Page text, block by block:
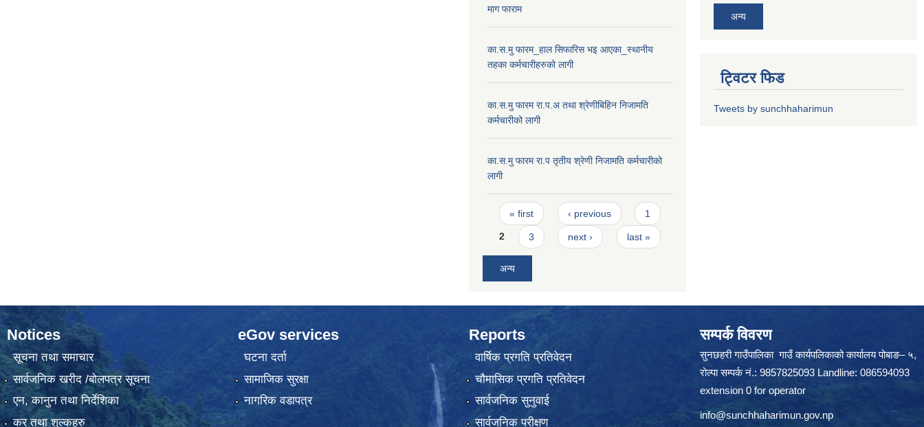
माग फाराम
का.स.मु फारम_हाल सिफारिस भइ आएका_स्थानीय
तहका कर्मचारीहरुको लागी
का.स.मु फारम रा.प.अ तथा श्रेणीबिहिन निजामति
कर्मचारीको लागी
का.स.मु फारम रा.प तृतीय श्रेणी निजामति कर्मचारीको
लागी
Pages
« first ‹ previous 1
2 3 next › last »
अन्य
अन्य
ट्विटर फिड
Tweets by sunchhaharimun
Notices
सूचना तथा समाचार
सार्वजनिक खरीद /बोलपत्र सूचना
एन, कानुन तथा निर्देशिका
कर तथा शुल्कहरु
eGov services
घटना दर्ता
सामाजिक सुरक्षा
नागरिक वडापत्र
Reports
वार्षिक प्रगति प्रतिवेदन
चौमासिक प्रगति प्रतिवेदन
सार्वजनिक सुनुवाई
सार्वजनिक परीक्षण
सम्पर्क विवरण
सुनछहरी गाउँपालिका गाउँ कार्यपलिकाको कार्यालय पोबाङ– ५,
रोल्पा सम्पर्क नं.: 9857825093 Landline: 086594093
extension 0 for operator
info@sunchhaharimun.gov.np